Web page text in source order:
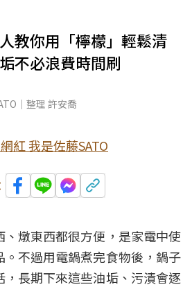
教你用「檸檬」輕鬆清
不必浪費時間刷
｜整理 許安喬
紅 我是佐藤SATO
、燉東西都很方便，是家電中使
。不過用電鍋煮完食物後，鍋子
，長期下來這些油垢、污漬會逐